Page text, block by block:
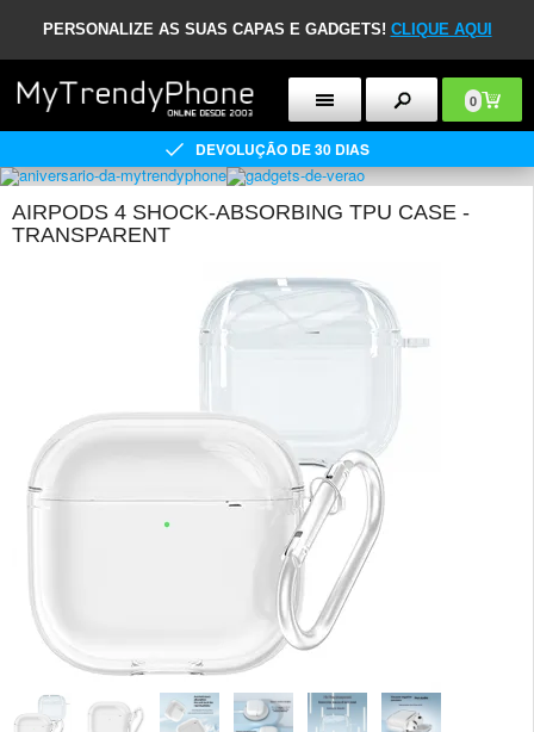
PERSONALIZE AS SUAS CAPAS E GADGETS! CLIQUE AQUI
0
DEVOLUÇÃO DE 30 DIAS
AIRPODS 4 SHOCK-ABSORBING TPU CASE -
TRANSPARENT